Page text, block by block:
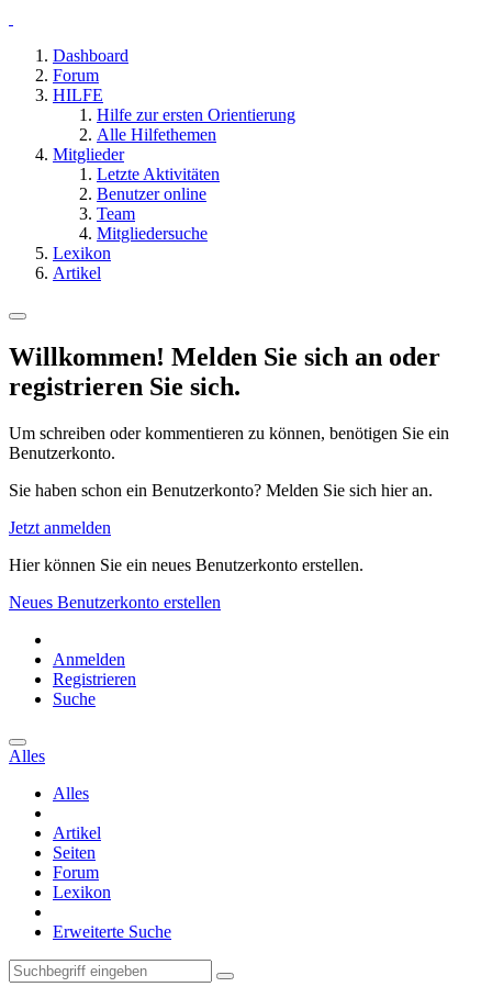
Dashboard
Forum
HILFE
Hilfe zur ersten Orientierung
Alle Hilfethemen
Mitglieder
Letzte Aktivitäten
Benutzer online
Team
Mitgliedersuche
Lexikon
Artikel
Willkommen! Melden Sie sich an oder
registrieren Sie sich.
Um schreiben oder kommentieren zu können, benötigen Sie ein
Benutzerkonto.
Sie haben schon ein Benutzerkonto? Melden Sie sich hier an.
Jetzt anmelden
Hier können Sie ein neues Benutzerkonto erstellen.
Neues Benutzerkonto erstellen
Anmelden
Registrieren
Suche
Alles
Alles
Artikel
Seiten
Forum
Lexikon
Erweiterte Suche